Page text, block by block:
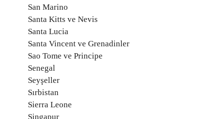
San Marino
Santa Kitts ve Nevis
Santa Lucia
Santa Vincent ve Grenadinler
Sao Tome ve Principe
Senegal
Seyşeller
Sırbistan
Sierra Leone
Singapur